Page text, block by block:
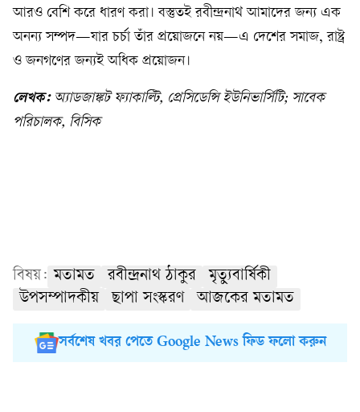
আরও বেশি করে ধারণ করা। বস্তুতই রবীন্দ্রনাথ আমাদের জন্য এক
অনন্য সম্পদ—যার চর্চা তাঁর প্রয়োজনে নয়—এ দেশের সমাজ, রাষ্ট্র
ও জনগণের জন্যই অধিক প্রয়োজন।
লেখক: অ্যাডজাঙ্কট ফ্যাকাল্টি, প্রেসিডেন্সি ইউনিভার্সিটি; সাবেক
পরিচালক, বিসিক
বিষয়: মতামত রবীন্দ্রনাথ ঠাকুর
মৃত্যুবার্ষিকী
উপসম্পাদকীয়
ছাপা সংস্করণ আজকের মতামত
সর্বশেষ খবর পেতে Google News ফিড ফলো করুন